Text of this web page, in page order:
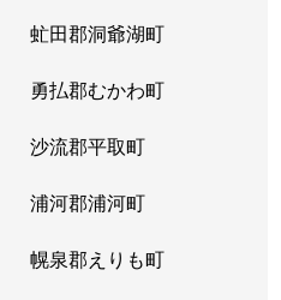
虻田郡洞爺湖町
勇払郡むかわ町
沙流郡平取町
浦河郡浦河町
幌泉郡えりも町